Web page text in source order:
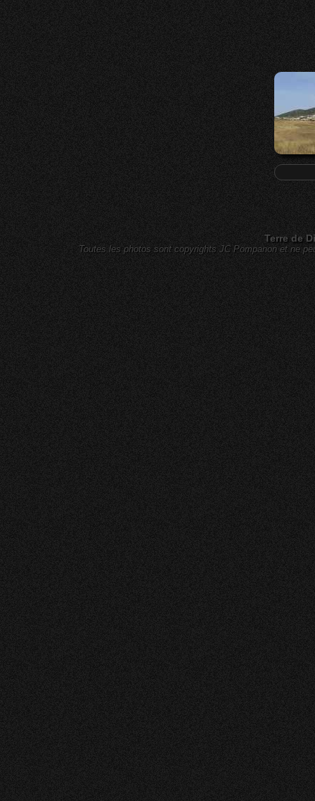
Terre de
Toutes les photos sont copyrights JC Pompanon et ne